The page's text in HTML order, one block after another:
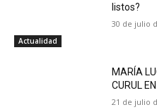
Actualidad
listos?
30 de julio
MARÍA
CURUL
21 de julio